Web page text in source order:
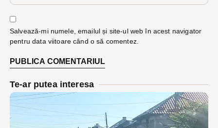
Salvează-mi numele, emailul și site-ul web în acest navigator
pentru data viitoare când o să comentez.
Te-ar putea interesa